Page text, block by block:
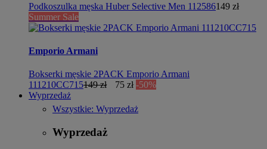
Podkoszulka męska Huber Selective Men 112586149 zł
Summer Sale
Emporio Armani
Bokserki męskie 2PACK Emporio Armani
111210CC715149 zł 75 zł -50%
Wyprzedaż
Wszystkie: Wyprzedaż
Wyprzedaż